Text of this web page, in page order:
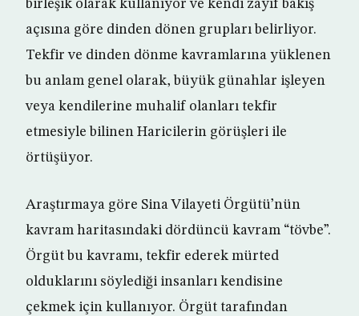
birleşik olarak kullanıyor ve kendi zayıf bakış
açısına göre dinden dönen grupları belirliyor.
Tekfir ve dinden dönme kavramlarına yüklenen
bu anlam genel olarak, büyük günahlar işleyen
veya kendilerine muhalif olanları tekfir
etmesiyle bilinen Haricilerin görüşleri ile
örtüşüyor.
Araştırmaya göre Sina Vilayeti Örgütü’nün
kavram haritasındaki dördüncü kavram “tövbe”.
Örgüt bu kavramı, tekfir ederek mürted
olduklarını söylediği insanları kendisine
çekmek için kullanıyor. Örgüt tarafından